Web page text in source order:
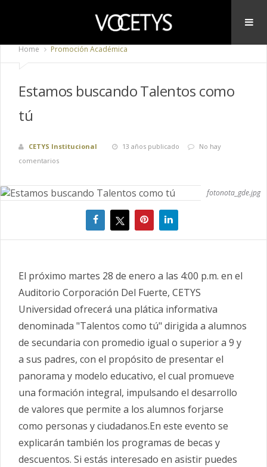
Home Promoción Académica
Estamos buscando Talentos como
tú
CETYS Institucional 13 años publicado
No hay
comentarios
fotonota_gde.jpg
El próximo martes 28 de enero a las 4:00 p.m. en el
Auditorio Corporación Del Fuerte, CETYS
Universidad ofrecerá una plática informativa
denominada "Talentos como tú" dirigida a alumnos
de secundaria con promedio igual o superior a 9 y
a sus padres, con el propósito de presentar el
panorama y modelo educativo, el cual promueve
una formación integral, impulsando el desarrollo
de valores que permite a los alumnos forjarse
como personas y ciudadanos.En este evento se
explicarán también los programas de becas y
descuentos. Si estás interesado en asistir puedes